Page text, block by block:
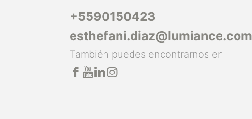
+5590150423
esthefani.diaz@lumiance.com
También puedes encontrarnos en